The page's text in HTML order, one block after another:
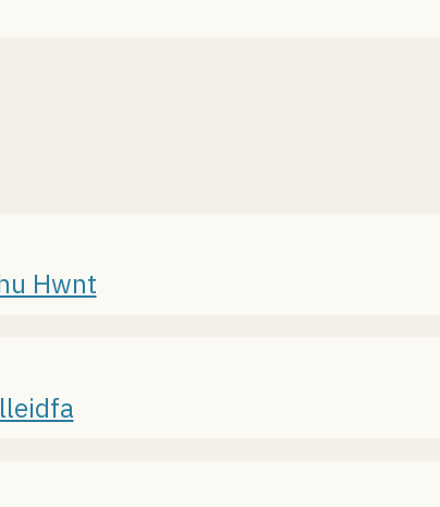
Hwnt